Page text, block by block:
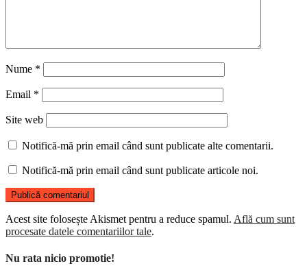
Nume *
Email *
Site web
Notifică-mă prin email când sunt publicate alte comentarii.
Notifică-mă prin email când sunt publicate articole noi.
Acest site folosește Akismet pentru a reduce spamul. Află cum sunt
procesate datele comentariilor tale.
Nu rata nicio promotie!